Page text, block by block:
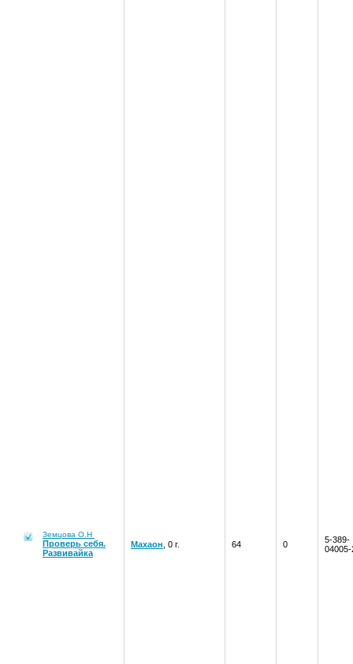
Земцова О.Н
Проверь себя.
Развивайка
Махаон , 0 г. 64 0
5-389-
04005-